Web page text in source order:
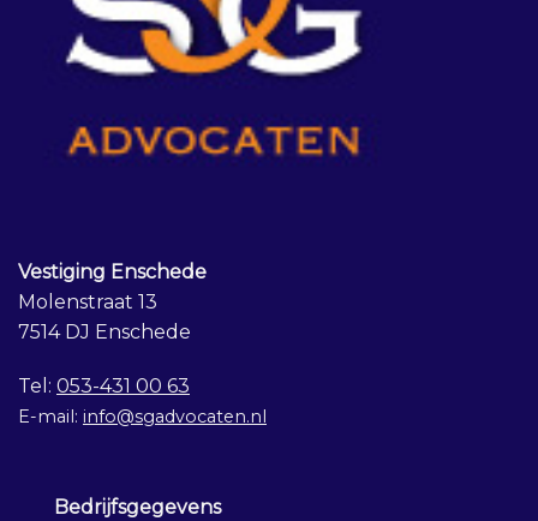
Vestiging Enschede
Molenstraat 13
7514 DJ Enschede
Tel: 053-431 00 63
E-mail: info@sgadvocaten.nl
Bedrijfsgegevens